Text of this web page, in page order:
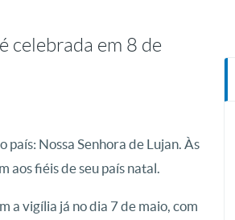
celebrada em 8 de
Nossa Senhora de Lujan. Às
aos fiéis de seu país natal.
a vigília já no dia 7 de maio, com